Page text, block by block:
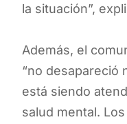
la situación”,
Además, el
“no desapareció
está siendo
salud mental.